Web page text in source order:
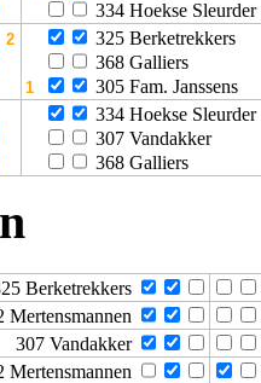
334 Hoekse Sleurder
325 Berketrekkers
368 Galliers
305 Fam. Janssens
334 Hoekse Sleurder
307 Vandakker
368 Galliers
Berketrekkers
Mertensmannen
307 Vandakker
Mertensmannen